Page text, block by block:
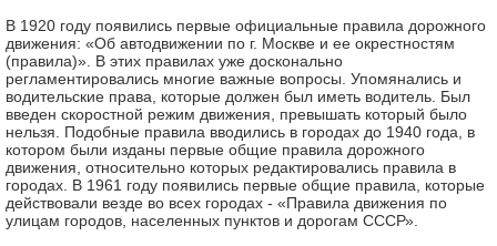
В 1920 году появились первые официальные правила дорожного
движения: «Об автодвижении по г. Москве и ее окрестностям
(правила)». В этих правилах уже досконально
регламентировались многие важные вопросы. Упомянались и
водительские права, которые должен был иметь водитель. Был
введен скоростной режим движения, превышать который было
нельзя. Подобные правила вводились в городах до 1940 года, в
котором были изданы первые общие правила дорожного
движения, относительно которых редактировались правила в
городах. В 1961 году появились первые общие правила, которые
действовали везде во всех городах - «Правила движения по
улицам городов, населенных пунктов и дорогам СССР».